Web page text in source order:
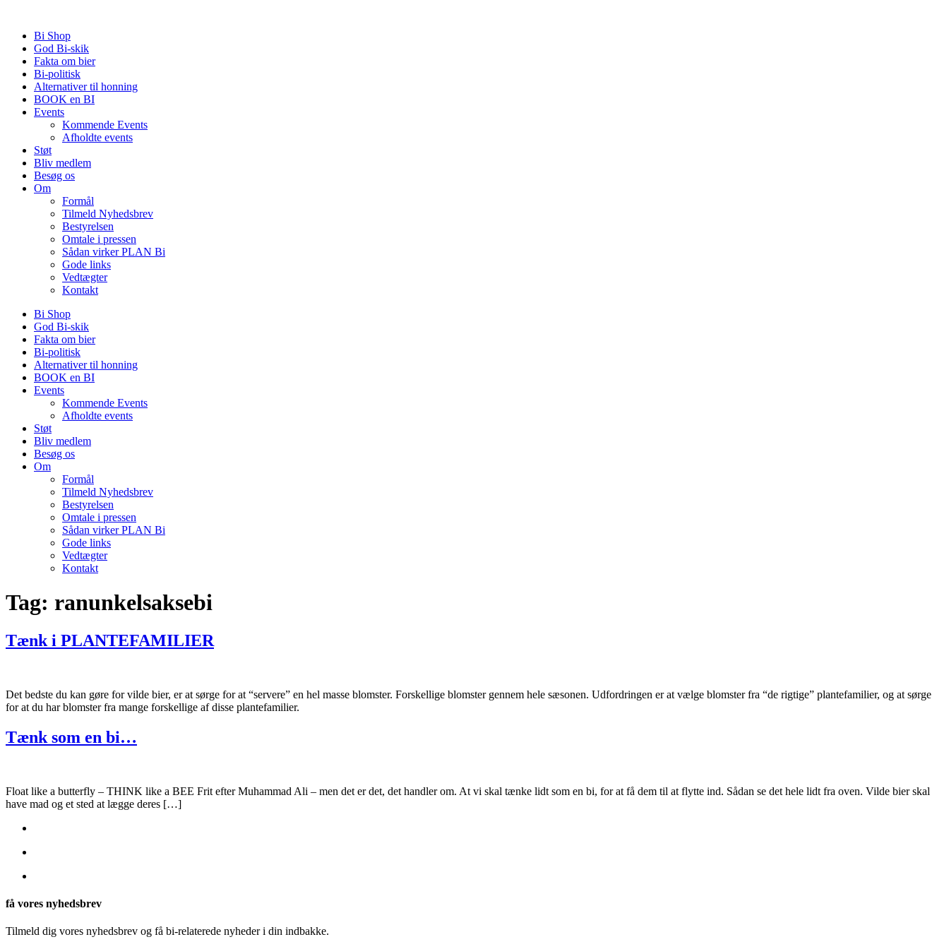
indholdBi Shop
God Bi-skik
Fakta om bier
Bi-politisk
Alternativer til honning
BOOK en BI
Events
Kommende Events
Afholdte events
Støt
Bliv medlem
Besøg os
Om
Formål
Tilmeld Nyhedsbrev
Bestyrelsen
Omtale i pressen
Sådan virker PLAN Bi
Gode links
Vedtægter
Kontakt
Bi Shop
God Bi-skik
Fakta om bier
Bi-politisk
Alternativer til honning
BOOK en BI
Events
Kommende Events
Afholdte events
Støt
Bliv medlem
Besøg os
Om
Formål
Tilmeld Nyhedsbrev
Bestyrelsen
Omtale i pressen
Sådan virker PLAN Bi
Gode links
Vedtægter
Kontakt
Tag: ranunkelsaksebi
Tænk i PLANTEFAMILIER
Det bedste du kan gøre for vilde bier, er at sørge for at “servere” en hel masse blomster. Forskellige blomster gennem hele sæsonen. Udfordringen er at vælge blomster fra “de rigtige” plantefamilier, og at sørge
for at du har blomster fra mange forskellige af disse plantefamilier.
Tænk som en bi…
Float like a butterfly – THINK like a BEE Frit efter Muhammad Ali – men det er det, det handler om. At vi skal tænke lidt som en bi, for at få dem til at flytte ind. Sådan se det hele lidt fra oven. Vilde bier skal
have mad og et sted at lægge deres […]
få vores nyhedsbrev
Tilmeld dig vores nyhedsbrev og få bi-relaterede nyheder i din indbakke.